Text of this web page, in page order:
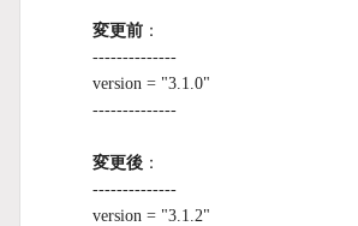
変更前 ：
--------------
version = "3.1.0"
--------------
変更後 ：
--------------
version = "3.1.2"